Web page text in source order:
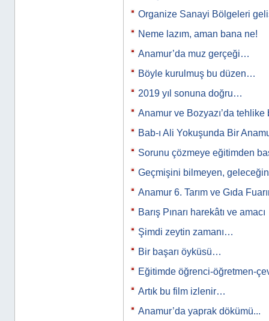
Organize Sanayi Bölgeleri
Neme lazım, aman bana ne!
Anamur’da muz gerçeği…
Böyle kurulmuş bu düzen…
2019 yıl sonuna doğru…
Anamur ve Bozyazı’da
Bab-ı Ali Yokuşunda Bir
Sorunu çözmeye eğitimden
Geçmişini bilmeyen,
Anamur 6. Tarım ve Gıda
Barış Pınarı harekâtı ve
Şimdi zeytin zamanı…
Bir başarı öyküsü…
Eğitimde öğrenci-öğretmen-
Artık bu film izlenir…
Anamur’da yaprak dökümü...